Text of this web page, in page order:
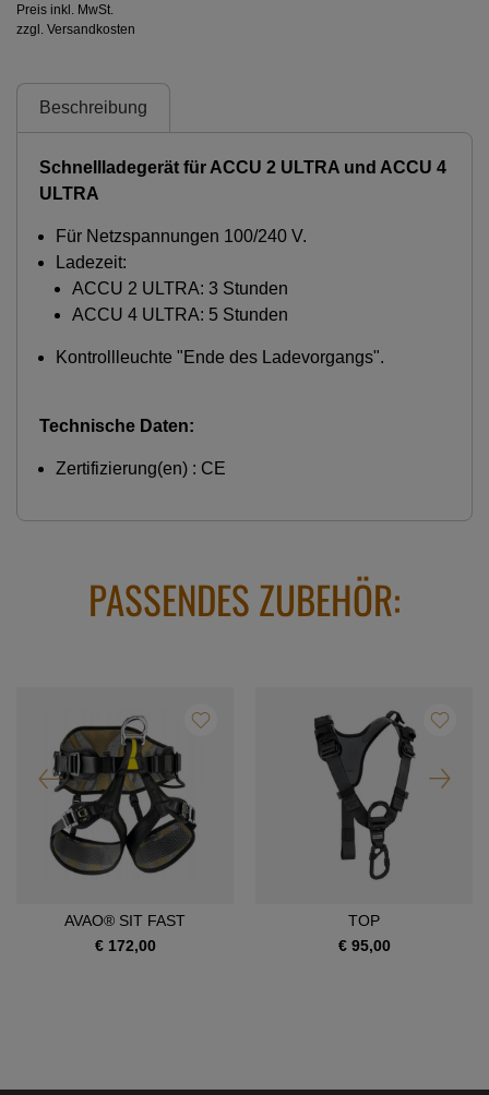
Preis inkl. MwSt.
zzgl. Versandkosten
Beschreibung
Schnellladegerät für ACCU 2 ULTRA und ACCU 4
ULTRA
Für Netzspannungen 100/240 V.
Ladezeit:
ACCU 2 ULTRA: 3 Stunden
ACCU 4 ULTRA: 5 Stunden
Kontrollleuchte "Ende des Ladevorgangs".
Technische Daten:
Zertifizierung(en) : CE
PASSENDES ZUBEHÖR:
AVAO® SIT FAST
€ 172,00
TOP
€ 95,00